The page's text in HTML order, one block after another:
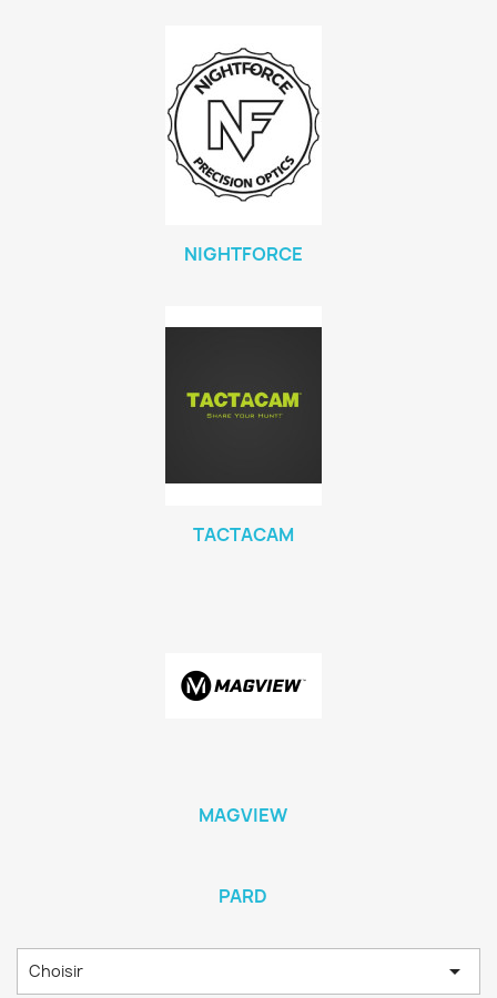
NIGHTFORCE
TACTACAM
MAGVIEW
PARD
Choisir 